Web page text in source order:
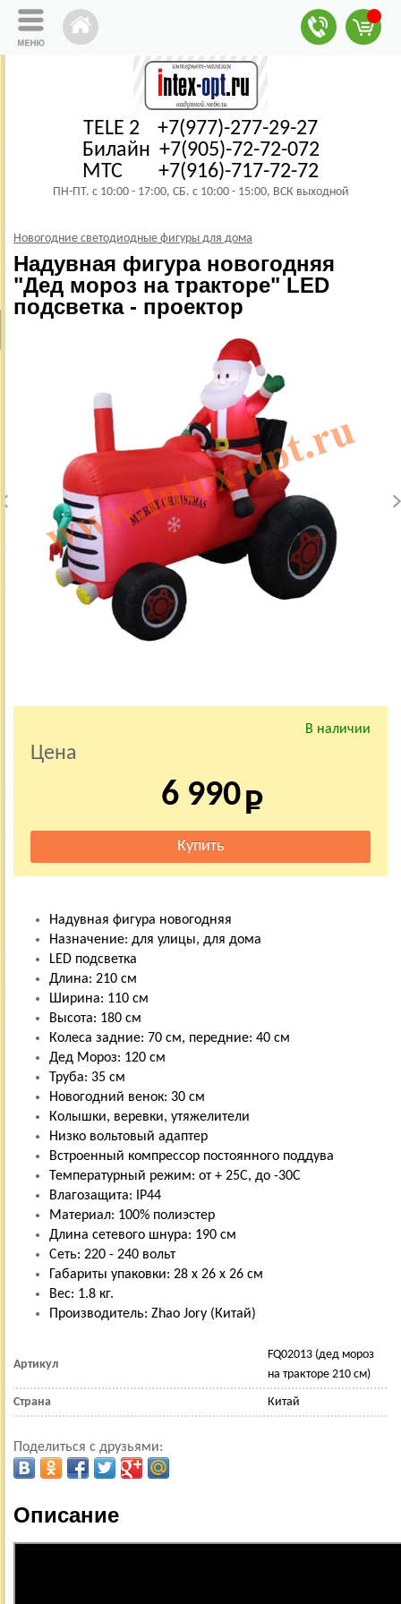
TELE 2 +7(977)-277-29-27
Билайн +7(905)-72-72-072
МТС +7(916)-717-72-72
ПН-ПТ. с 10:00 - 17:00, СБ. с 10:00 - 15:00, ВСК выходной
Новогодние светодиодные фигуры для дома
Надувная фигура новогодняя
"Дед мороз на тракторе" LED
подсветка - проектор
В наличии
Цена
6 990
Надувная фигура новогодняя
Назначение: для улицы, для дома
LED подсветка
Длина: 210 см
Ширина: 110 см
Высота: 180 см
Колеса задние: 70 см, передние: 40 см
Дед Мороз: 120 см
Труба: 35 см
Новогодний венок: 30 см
Колышки, веревки, утяжелители
Низко вольтовый адаптер
Встроенный компрессор постоянного поддува
Температурный режим: от + 25С, до -30С
Влагозащита: IP44
Материал: 100% полиэстер
Длина сетевого шнура: 190 см
Сеть: 220 - 240 вольт
Габариты упаковки: 28 х 26 х 26 см
Вес: 1.8 кг.
Производитель: Zhao Jory (Китай)
Артикул
FQ02013 (дед мороз
на тракторе 210 см)
Страна Китай
Поделиться с друзьями:
Описание